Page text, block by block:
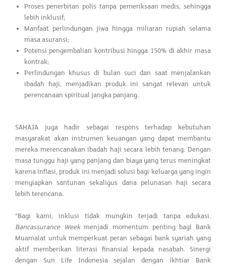
Proses penerbitan polis tanpa pemeriksaan medis, sehingga
lebih inklusif;
Manfaat perlindungan jiwa hingga miliaran rupiah selama
masa asuransi;
Potensi pengembalian kontribusi hingga 150% di akhir masa
kontrak;
Perlindungan khusus di bulan suci dan saat menjalankan
ibadah haji, menjadikan produk ini sangat relevan untuk
perencanaan spiritual jangka panjang.
SAHAJA juga hadir sebagai respons terhadap kebutuhan
masyarakat akan instrumen keuangan yang dapat membantu
mereka merencanakan ibadah haji secara lebih tenang. Dengan
masa tunggu haji yang panjang dan biaya yang terus meningkat
karena inflasi, produk ini menjadi solusi bagi keluarga yang ingin
menyiapkan santunan sekaligus dana pelunasan haji secara
lebih terencana.
“Bagi kami, inklusi tidak mungkin terjadi tanpa edukasi.
Bancassurance Weekmenjadi momentum penting bagi Bank
Muamalat untuk memperkuat peran sebagai bank syariah yang
aktif memberikan literasi finansial kepada nasabah. Sinergi
dengan Sun Life Indonesia sejalan dengan ikhtiar Bank